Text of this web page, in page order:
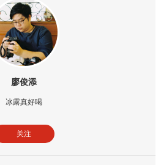
廖俊添
冰露真好喝
关注